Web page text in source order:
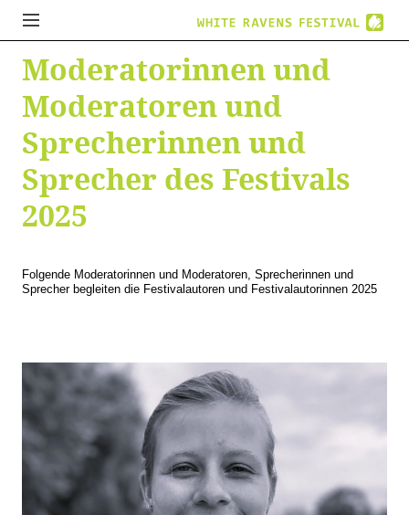
Moderatorinnen und
Moderatoren und
Sprecherinnen und
Sprecher des Festivals
2025
Folgende Moderatorinnen und Moderatoren, Sprecherinnen und
Sprecher begleiten die Festivalautoren und Festivalautorinnen 2025